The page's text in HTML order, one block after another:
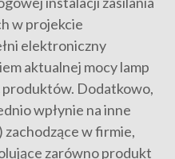
w projekcie
elektroniczny
aktualnej mocy lamp
produktów. Dodatkowo,
wpłynie na inne
zachodzące w firmie,
zarówno produkt